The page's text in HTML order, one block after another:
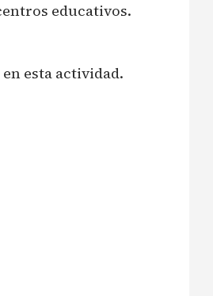
educativos.
esta actividad.